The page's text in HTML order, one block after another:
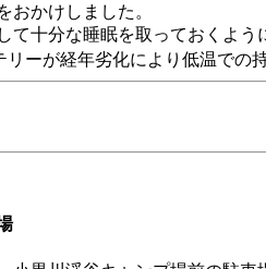
おかけしました。
て十分な睡眠を取っておくよう
ーが経年劣化により低温での